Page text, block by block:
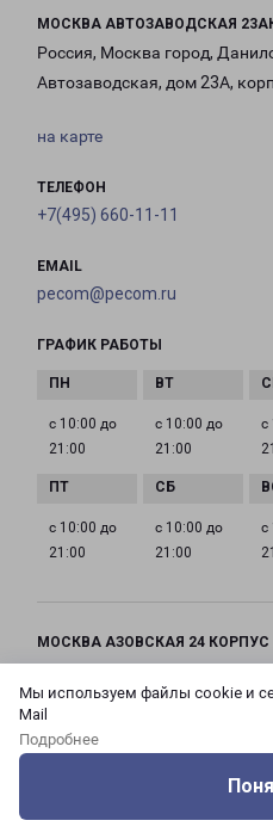
Мы используем файлы cookie и
Mail
Подробнее
МОСКВА АВТОЗАВОДСКАЯ
Россия, Москва город,
Автозаводская, дом 23А,
на карте
ТЕЛЕФОН
+7(495) 660-11-11
EMAIL
pecom@pecom.ru
ГРАФИК РАБОТЫ
с 10:00 до
21:00
с 10:00 до
21:00
с
с 10:00 до
21:00
с 10:00 до
21:00
с
МОСКВА АЗОВСКАЯ 24 КОРПУС
Азовская, дом 24, корпус 3
на карте